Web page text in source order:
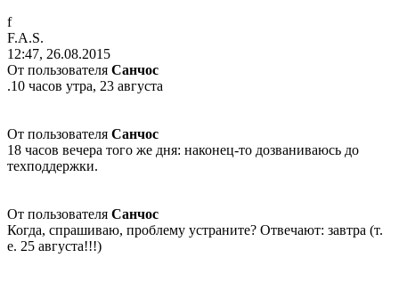
f
F.A.S.
12:47, 26.08.2015
От пользователя Санчос
.10 часов утра, 23 августа
От пользователя Санчос
18 часов вечера того же дня: наконец-то дозваниваюсь до
техподдержки.
От пользователя Санчос
Когда, спрашиваю, проблему устраните? Отвечают: завтра (т.
е. 25 августа!!!)